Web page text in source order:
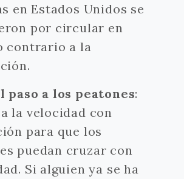
en Estados Unidos se
por circular en
contrario a la
paso a los peatones:
la velocidad con
para que los
puedan cruzar con
Si alguien ya se ha